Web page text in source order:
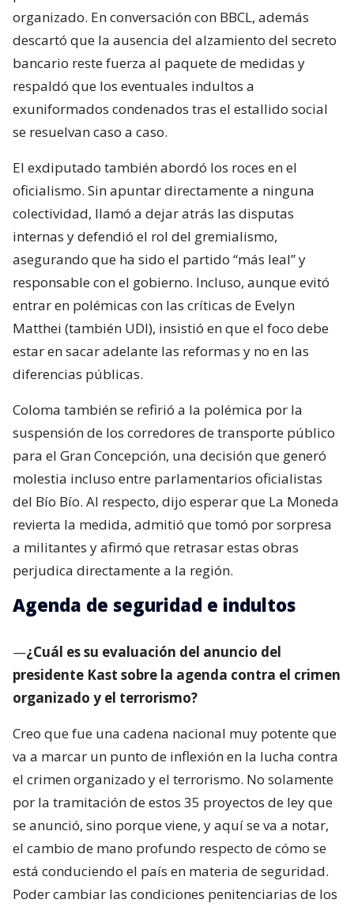
organizado. En conversación con BBCL, además
descartó que la ausencia del alzamiento del secreto
bancario reste fuerza al paquete de medidas y
respaldó que los eventuales indultos a
exuniformados condenados tras el estallido social
se resuelvan caso a caso.
El exdiputado también abordó los roces en el
oficialismo. Sin apuntar directamente a ninguna
colectividad, llamó a dejar atrás las disputas
internas y defendió el rol del gremialismo,
asegurando que ha sido el partido “más leal” y
responsable con el gobierno. Incluso, aunque evitó
entrar en polémicas con las críticas de Evelyn
Matthei (también UDI), insistió en que el foco debe
estar en sacar adelante las reformas y no en las
diferencias públicas.
Coloma también se refirió a la polémica por la
suspensión de los corredores de transporte público
para el Gran Concepción, una decisión que generó
molestia incluso entre parlamentarios oficialistas
del Bío Bío. Al respecto, dijo esperar que La Moneda
revierta la medida, admitió que tomó por sorpresa
a militantes y afirmó que retrasar estas obras
perjudica directamente a la región.
Agenda de seguridad e indultos
—¿Cuál es su evaluación del anuncio del
presidente Kast sobre la agenda contra el crimen
organizado y el terrorismo?
Creo que fue una cadena nacional muy potente que
va a marcar un punto de inflexión en la lucha contra
el crimen organizado y el terrorismo. No solamente
por la tramitación de estos 35 proyectos de ley que
se anunció, sino porque viene, y aquí se va a notar,
el cambio de mano profundo respecto de cómo se
está conduciendo el país en materia de seguridad.
Poder cambiar las condiciones penitenciarias de los